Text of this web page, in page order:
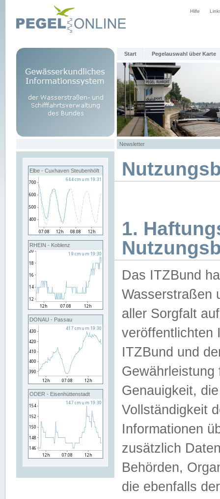
Hilfe
Start Pegelauswahl über Karte
Newsletter
Elbe - Cuxhaven Steubenhöft
RHEIN - Koblenz
DONAU - Passau
ODER - Eisenhüttenstadt
1.
Das ITZBund
Wasserstraßen
aller Sorgfalt
veröffentlichten
ITZBund und
Genauigkeit,
Vollständigkeit
Informationen
zusätzlich
Behörden,
die ebenfalls